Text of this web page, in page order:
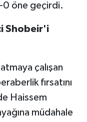
0 öne geçirdi.
Shobeir'i
çalışan
fırsatını
Haissem
müdahale